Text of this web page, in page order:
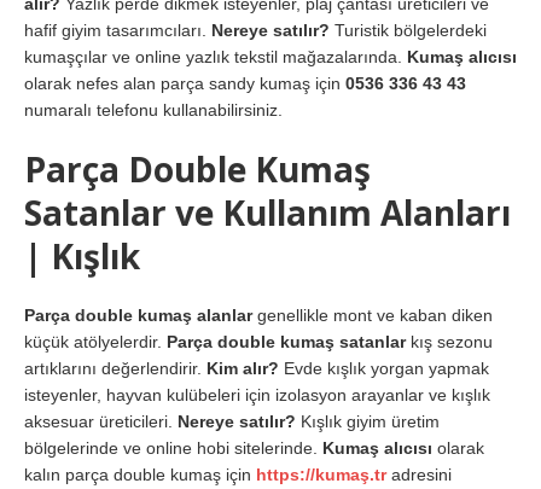
hafif giyim tasarımcıları. Nereye satılır? Turistik bölgelerdeki
kumaşçılar ve online yazlık tekstil mağazalarında. Kumaş alıcısı
olarak nefes alan parça sandy kumaş için 0536 336 43 43
numaralı telefonu kullanabilirsiniz.
Parça Double Kumaş
Satanlar ve Kullanım Alanları
| Kışlık
Parça double kumaş alanlargenellikle mont ve kaban diken
küçük atölyelerdir. Parça double kumaş satanlarkış sezonu
artıklarını değerlendirir. Kim alır? Evde kışlık yorgan yapmak
isteyenler, hayvan kulübeleri için izolasyon arayanlar ve kışlık
aksesuar üreticileri. Nereye satılır? Kışlık giyim üretim
bölgelerinde ve online hobi sitelerinde. Kumaş alıcısı olarak
kalın parça double kumaş için https://kumaş.tradresini